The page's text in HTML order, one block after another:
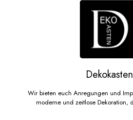
Dekokasten
Wir bieten euch Anregungen und
moderne und zeitlose Dekoration,